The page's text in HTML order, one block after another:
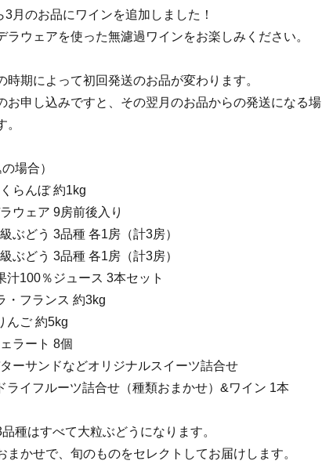
3月のお品にワインを追加しました！
ラウェアを使った無濾過ワインをお楽しみください。
期によって初回発送のお品が変わります。
お申し込みですと、その翌月のお品からの発送になる場
場合）
らんぼ 約1kg
ウェア 9房前後入り
ぶどう 3品種 各1房（計3房）
ぶどう 3品種 各1房（計3房）
汁100％ジュース 3本セット
・フランス 約3kg
んご 約5kg
ラート 8個
ーサンドなどオリジナルスイーツ詰合せ
ライフルーツ詰合せ（種類おまかせ）&ワイン 1本
種はすべて大粒ぶどうになります。
まかせで、旬のものをセレクトしてお届けします。